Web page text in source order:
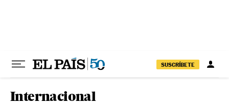
SUSCRÍBETE
Internacional